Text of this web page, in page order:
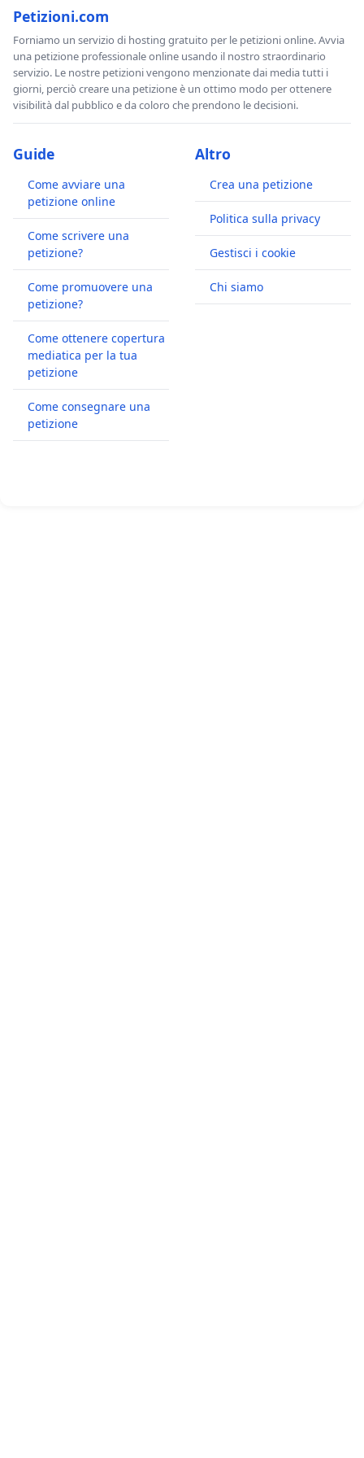
Petizioni.com
Forniamo un servizio di hosting gratuito per le petizioni online. Avvia
una petizione professionale online usando il nostro straordinario
servizio. Le nostre petizioni vengono menzionate dai media tutti i
giorni, perciò creare una petizione è un ottimo modo per ottenere
visibilità dal pubblico e da coloro che prendono le decisioni.
Guide
Come avviare una
petizione online
Come scrivere una
petizione?
Come promuovere una
petizione?
Come ottenere copertura
mediatica per la tua
petizione
Come consegnare una
petizione
Altro
Crea una petizione
Politica sulla privacy
Gestisci i cookie
Chi siamo